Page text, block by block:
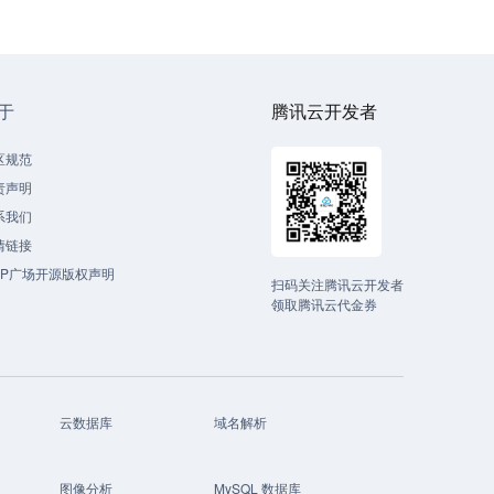
规范
声明
我们
链接
广场开源版权声明
腾讯云开发者
扫码关注腾讯云开发者
领取腾讯云代金券
云数据库 域名解析
图像分析 MySQL 数据库